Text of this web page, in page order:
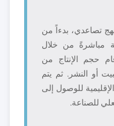
تصاعدي، بدءاً من
مباشرةً من خلال
حجم الإنتاج من
أو النشر. ثم يتم
للوصول إلى
للصناعة.